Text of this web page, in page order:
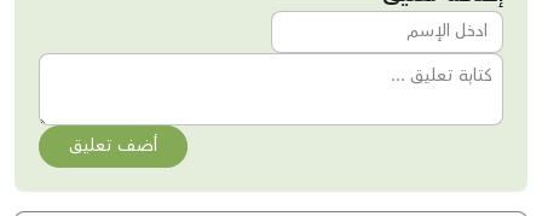
أضف تعليق